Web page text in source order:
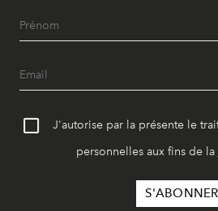
J'autorise par la présente le
personnelles aux fins de la